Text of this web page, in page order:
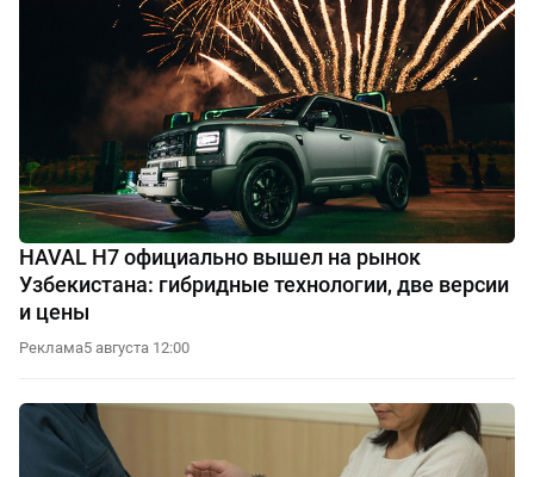
HAVAL H7 официально вышел на рынок
Узбекистана: гибридные технологии, две версии
и цены
Реклама5 августа 12:00